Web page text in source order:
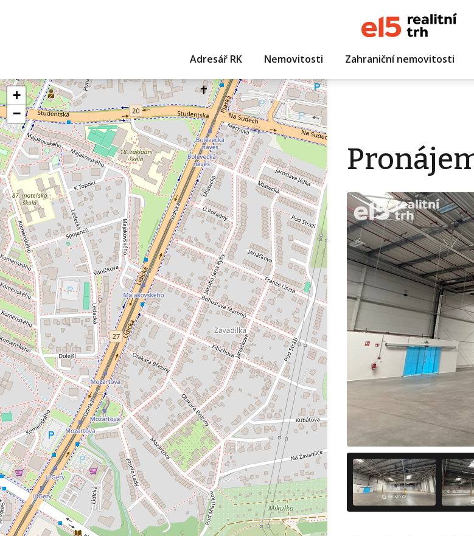
Adresář RK Nemovitosti Zahraniční nemovitosti
+
−